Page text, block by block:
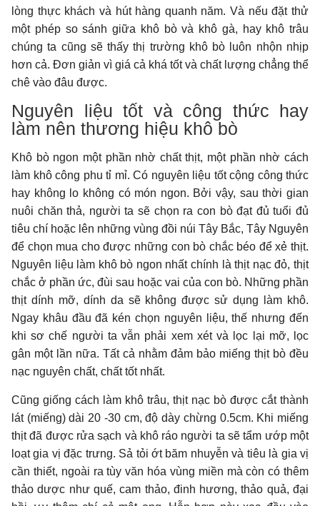
lòng thực khách và hút hàng quanh năm. Và nếu đặt thử
một phép so sánh giữa khô bò và khô gà, hay khô trâu
chúng ta cũng sẽ thấy thị trường khô bò luôn nhộn nhịp
hơn cả. Đơn giản vì giá cả khá tốt và chất lượng chẳng thể
chê vào đâu được.
Nguyên liệu tốt và công thức hay
làm nên thương hiệu khô bò
Khô bò ngon một phần nhờ chất thịt, một phần nhờ cách
làm khô công phu tỉ mỉ. Có nguyên liệu tốt cộng công thức
hay không lo không có món ngon. Bởi vậy, sau thời gian
nuôi chăn thả, người ta sẽ chọn ra con bò đạt đủ tuổi đủ
tiêu chí hoặc lên những vùng đồi núi Tây Bắc, Tây Nguyên
để chọn mua cho được những con bò chắc béo để xẻ thịt.
Nguyên liệu làm khô bò ngon nhất chính là thịt nạc đỏ, thịt
chắc ở phần ức, đùi sau hoặc vai của con bò. Những phần
thịt dính mỡ, dính da sẽ không được sử dụng làm khô.
Ngay khâu đầu đã kén chọn nguyên liệu, thế nhưng đến
khi sơ chế người ta vẫn phải xem xét và lọc lại mỡ, lọc
gân một lần nữa. Tất cả nhằm đảm bảo miếng thịt bò đều
nạc nguyên chất, chất tốt nhất.
Cũng giống cách làm khô trâu, thịt nạc bò được cắt thành
lát (miếng) dài 20 -30 cm, độ dày chừng 0.5cm. Khi miếng
thịt đã được rửa sạch và khô ráo người ta sẽ tẩm ướp một
loạt gia vị đặc trưng. Sả tỏi ớt băm nhuyễn và tiêu là gia vị
cần thiết, ngoài ra tùy văn hóa vùng miền mà còn có thêm
thảo dược như quế, cam thảo, đinh hương, thảo quả, đại